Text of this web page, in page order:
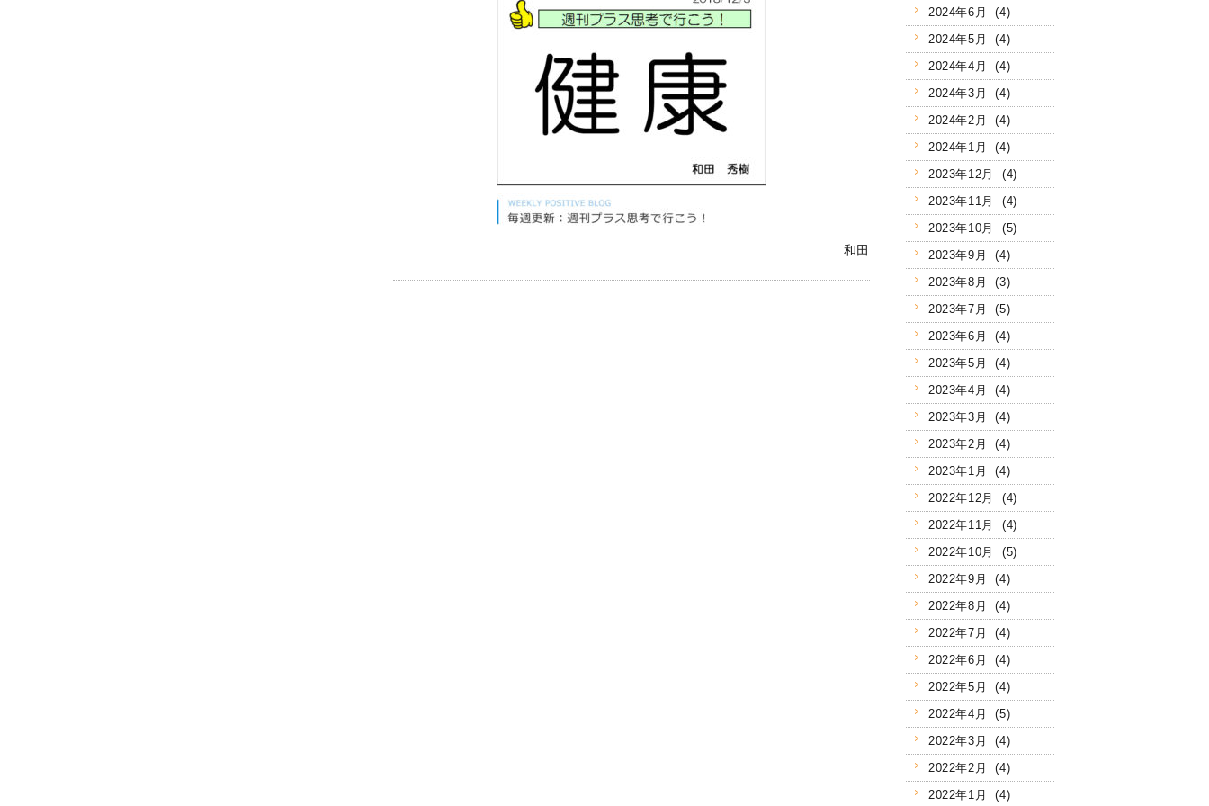
和田
2024年6月 (4)
2024年5月 (4)
2024年4月 (4)
2024年3月 (4)
2024年2月 (4)
2024年1月 (4)
2023年12月 (4)
2023年11月 (4)
2023年10月 (5)
2023年9月 (4)
2023年8月 (3)
2023年7月 (5)
2023年6月 (4)
2023年5月 (4)
2023年4月 (4)
2023年3月 (4)
2023年2月 (4)
2023年1月 (4)
2022年12月 (4)
2022年11月 (4)
2022年10月 (5)
2022年9月 (4)
2022年8月 (4)
2022年7月 (4)
2022年6月 (4)
2022年5月 (4)
2022年4月 (5)
2022年3月 (4)
2022年2月 (4)
2022年1月 (4)